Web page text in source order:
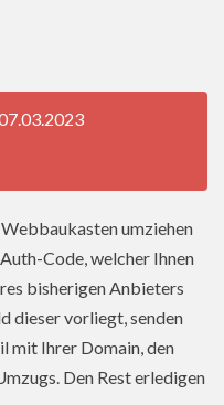
umziehen
Code, welcher Ihnen
bisherigen Anbieters
dieser vorliegt, senden
mit Ihrer Domain, den
Den Rest erledigen